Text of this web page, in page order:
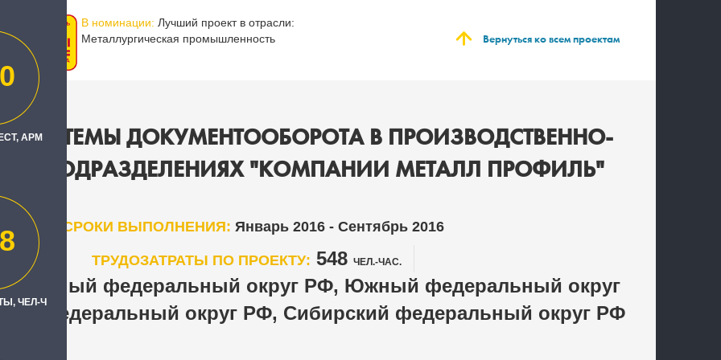
В номинации: Лучший проект в отрасли:
Металлургическая промышленность
Вернуться ко всем проектам
СИСТЕМЫ ДОКУМЕНТООБОРОТА В ПРОИЗВОДСТВЕННО-
ПОДРАЗДЕЛЕНИЯХ "КОМПАНИИ МЕТАЛЛ ПРОФИЛЬ"
СРОКИ ВЫПОЛНЕНИЯ: Январь 2016 - Сентябрь 2016
ТРУДОЗАТРАТЫ ПО ПРОЕКТУ: 548 ЧЕЛ.-ЧАС.
федеральный округ РФ, Южный федеральный округ
федеральный округ РФ, Сибирский федеральный округ РФ
АРМ
ЧЕЛ-Ч